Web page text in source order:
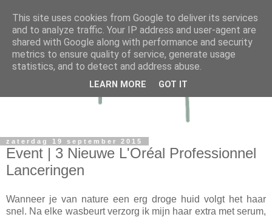
zaterdag 19 september 2015
Event | 3 Nieuwe L'Oréal Professionnel
Lanceringen
Wanneer je van nature een erg droge huid volgt het haar
snel. Na elke wasbeurt verzorg ik mijn haar extra met serum,
This site uses cookies from Google to deliver its services
and to analyze traffic. Your IP address and user-agent are
shared with Google along with performance and security
metrics to ensure quality of service, generate usage
statistics, and to detect and address abuse.
LEARN MORE GOT IT